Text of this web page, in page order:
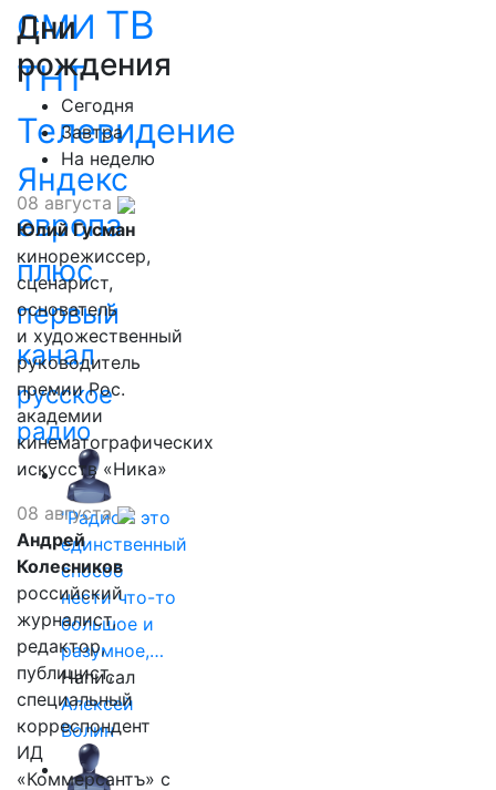
СМИ ТВ
ТНТ
Телевидение
Яндекс
европа
плюс
первый
канал
русское
радио
"Радио - это
единственный
способ
нести что-то
большое и
разумное,…
Написал
Алексей
Волин
Дни
рождения
Сегодня
Завтра
На неделю
08 августа
Юлий Гусман
кинорежиссер,
сценарист,
основатель
и художественный
руководитель
премии Рос.
академии
кинематографических
искусств «Ника»
08 августа
Андрей
Колесников
российский
журналист,
редактор,
публицист,
специальный
корреспондент
ИД
«Коммерсантъ» с